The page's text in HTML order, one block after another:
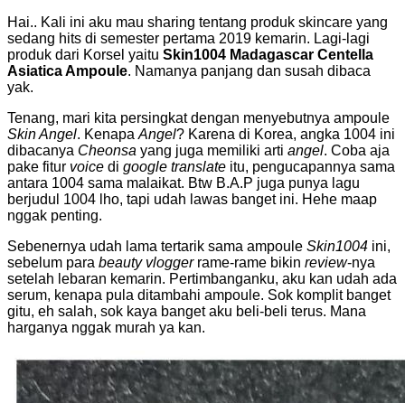
Hai.. Kali ini aku mau sharing tentang produk skincare yang
sedang hits di semester pertama 2019 kemarin. Lagi-lagi
produk dari Korsel yaitu Skin1004 Madagascar Centella
Asiatica Ampoule. Namanya panjang dan susah dibaca
yak.
Tenang, mari kita persingkat dengan menyebutnya ampoule
Skin Angel. Kenapa Angel? Karena di Korea, angka 1004 ini
dibacanya Cheonsa yang juga memiliki arti angel. Coba aja
pake fitur voice di google translate itu, pengucapannya sama
antara 1004 sama malaikat. Btw B.A.P juga punya lagu
berjudul 1004 lho, tapi udah lawas banget ini. Hehe maap
nggak penting.
Sebenernya udah lama tertarik sama ampoule Skin1004 ini,
sebelum para beauty vlogger rame-rame bikin review-nya
setelah lebaran kemarin. Pertimbanganku, aku kan udah ada
serum, kenapa pula ditambahi ampoule. Sok komplit banget
gitu, eh salah, sok kaya banget aku beli-beli terus. Mana
harganya nggak murah ya kan.